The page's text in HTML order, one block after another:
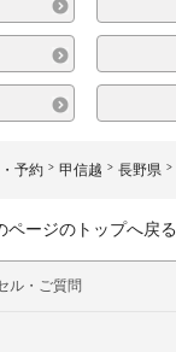
予約 甲信越 長野県
ページのトップへ戻る